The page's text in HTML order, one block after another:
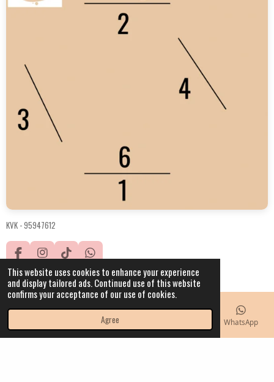
This website uses cookies to enhance your experience
and display tailored ads. Continued use of this website
confirms your acceptance of our use of cookies.
Agree
KVK -95947612
F
a
c
e
b
o
k
I
n
s
t
a
g
a
T
i
k
T
o
k
W
h
a
t
s
A
p
© 2021 - 2023 IW.hobbyhorses
Powered byJouwWeb
WhatsApp